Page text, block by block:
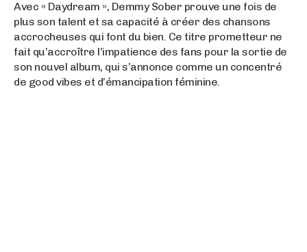
Avec « Daydream », Demmy Sober prouve une fois de
plus son talent et sa capacité à créer des chansons
accrocheuses qui font du bien. Ce titre prometteur ne
fait qu’accroître l’impatience des fans pour la sortie de
son nouvel album, qui s’annonce comme un concentré
de good vibes et d’émancipation féminine.